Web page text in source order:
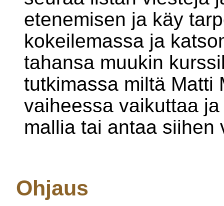
etenemisen ja käy
kokeilemassa ja
tahansa muukin
tutkimassa miltä Matti
vaiheessa vaikuttaa
mallia tai antaa siihen
Ohjaus